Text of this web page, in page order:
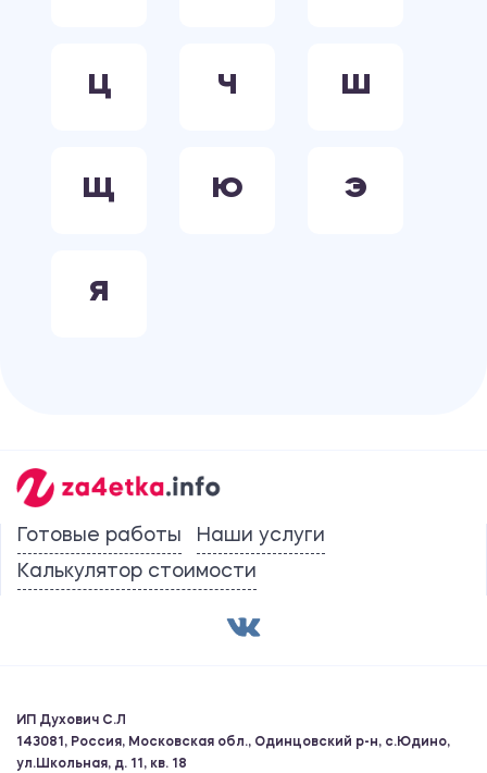
Ц Ч Ш
Щ Ю Э
Я
Готовые работы
Наши услуги
Калькулятор стоимости
ИП Духович С.Л
143081, Россия, Московская обл., Одинцовский р-н, с.Юдино,
ул.Школьная, д. 11, кв. 18